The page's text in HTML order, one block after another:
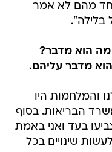
מהם לא אמר
מה הוא מדבר?
מדבר עליהם.
והמלחמות היו
הבריאות. בסוף
בעד ואני באמת
שינויים בכל